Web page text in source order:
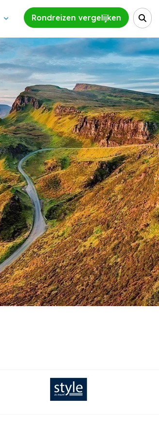
Rondreizen vergelijken